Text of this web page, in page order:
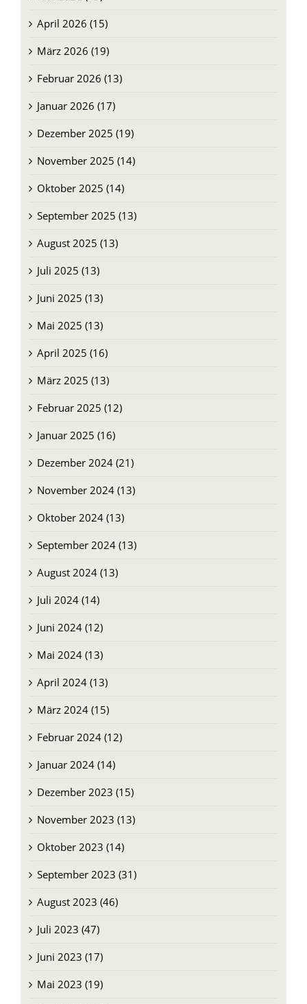
April 2026 (15)
März 2026 (19)
Februar 2026 (13)
Januar 2026 (17)
Dezember 2025 (19)
November 2025 (14)
Oktober 2025 (14)
September 2025 (13)
August 2025 (13)
Juli 2025 (13)
Juni 2025 (13)
Mai 2025 (13)
April 2025 (16)
März 2025 (13)
Februar 2025 (12)
Januar 2025 (16)
Dezember 2024 (21)
November 2024 (13)
Oktober 2024 (13)
September 2024 (13)
August 2024 (13)
Juli 2024 (14)
Juni 2024 (12)
Mai 2024 (13)
April 2024 (13)
März 2024 (15)
Februar 2024 (12)
Januar 2024 (14)
Dezember 2023 (15)
November 2023 (13)
Oktober 2023 (14)
September 2023 (31)
August 2023 (46)
Juli 2023 (47)
Juni 2023 (17)
Mai 2023 (19)